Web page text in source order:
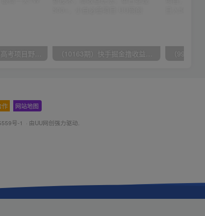
（10150期）2024高考项目野路子玩法，无限裂变，最高一天1W＋！ （10163期）快手掘金撸收益最新技术，高收益玩法，单日变现500+，小白必备项目
作 网站地图
号-1 · 由UU网创强力驱动.